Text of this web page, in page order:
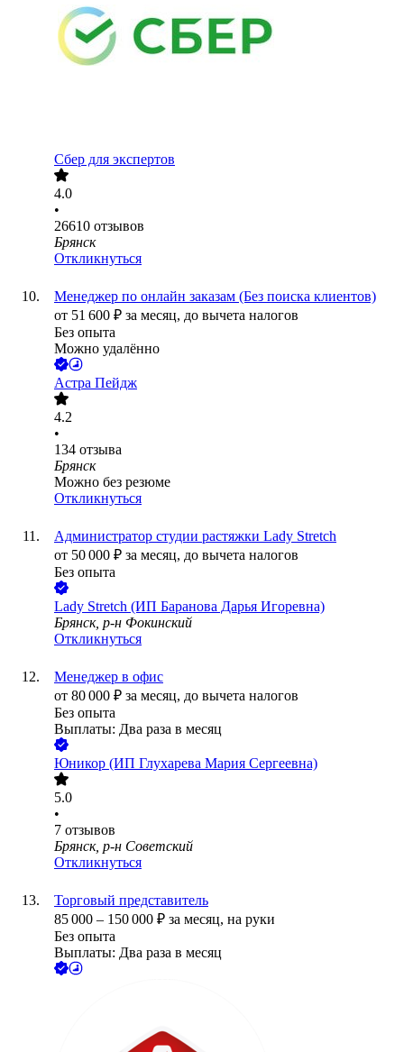
Сбер для экспертов
4.0
•
26610 отзывов
Брянск
Откликнуться
Менеджер по онлайн заказам (Без поиска клиентов)
от 51 600 ₽ за месяц, до вычета налогов
Без опыта
Можно удалённо
Астра Пейдж
4.2
•
134 отзыва
Брянск
Можно без резюме
Откликнуться
Администратор студии растяжки Lady Stretch
от 50 000 ₽ за месяц, до вычета налогов
Без опыта
Lady Stretch (ИП Баранова Дарья Игоревна)
Брянск, р-н Фокинский
Откликнуться
Менеджер в офис
от 80 000 ₽ за месяц, до вычета налогов
Без опыта
Выплаты: Два раза в месяц
Юникор (ИП Глухарева Мария Сергеевна)
5.0
•
7 отзывов
Брянск, р-н Советский
Откликнуться
Торговый представитель
85 000 – 150 000 ₽ за месяц, на руки
Без опыта
Выплаты: Два раза в месяц